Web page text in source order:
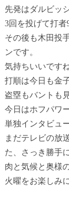
先発はダルビッ
3回を投げて打者
その後も木田投
ンです。
気持ちいいですね
打順は今日も金
盗塁もバントも
今日はホフパワ
単独インタビュ
まだテレビの放
た、さっき勝手
肉と気候と奥様
火曜をお楽しみ